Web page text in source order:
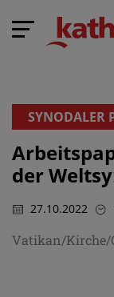
SYNODALER
der
27.10.2022
Vatikan/Kirche/